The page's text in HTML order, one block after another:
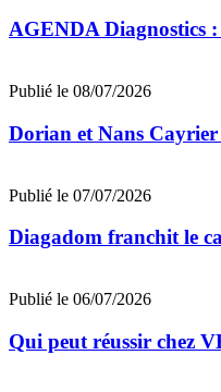
AGENDA Diagnostics
Publié le 08/07/2026
Dorian et Nans
Publié le 07/07/2026
Diagadom franchit le
Publié le 06/07/2026
Qui peut réussir chez